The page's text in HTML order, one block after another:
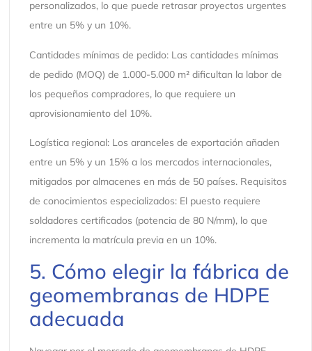
personalizados, lo que puede retrasar proyectos urgentes
entre un 5% y un 10%.
Cantidades mínimas de pedido: Las cantidades mínimas
de pedido (MOQ) de 1.000-5.000 m² dificultan la labor de
los pequeños compradores, lo que requiere un
aprovisionamiento del 10%.
Logística regional: Los aranceles de exportación añaden
entre un 5% y un 15% a los mercados internacionales,
mitigados por almacenes en más de 50 países. Requisitos
de conocimientos especializados: El puesto requiere
soldadores certificados (potencia de 80 N/mm), lo que
incrementa la matrícula previa en un 10%.
5. Cómo elegir la fábrica de
geomembranas de HDPE
adecuada